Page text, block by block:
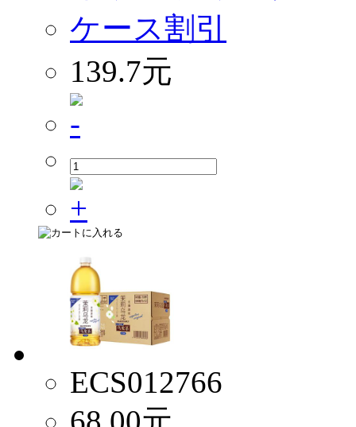
ケース割引
139.7元
ECS012766